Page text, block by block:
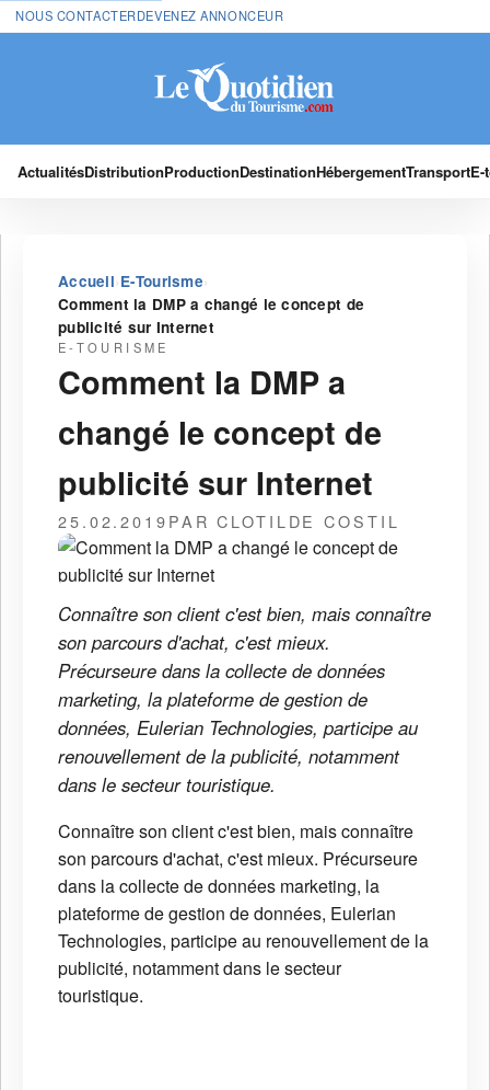
NOUS CONTACTERDEVENEZ ANNONCEUR
ActualitésDistributionProductionDestinationHébergementTransport
Accueil›E-Tourisme›
Comment la DMP a changé le concept de
publicité sur Internet
E-TOURISME
Comment la DMP a
changé le concept de
publicité sur Internet
25.02.2019PAR CLOTILDE COSTIL
Connaître son client c'est bien, mais connaître
son parcours d'achat, c'est mieux.
Précurseure dans la collecte de données
marketing, la plateforme de gestion de
données, Eulerian Technologies, participe au
renouvellement de la publicité, notamment
dans le secteur touristique.
Connaître son client c'est bien, mais connaître
son parcours d'achat, c'est mieux. Précurseure
dans la collecte de données marketing, la
plateforme de gestion de données, Eulerian
Technologies, participe au renouvellement de la
publicité, notamment dans le secteur
touristique.